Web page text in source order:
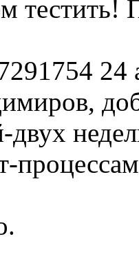
тестить!
24
двух